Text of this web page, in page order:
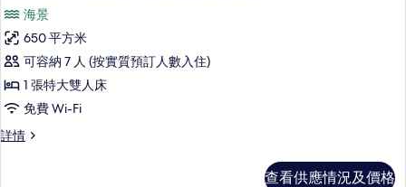
海景
650 平方米
可容納 7 人 (按實質預訂人數入住)
1 張特大雙人床
免費 Wi-Fi
詳情
套
查看供應情況及價格